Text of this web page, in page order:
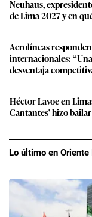
Neuhaus,
de Lima 2027 y en
Aerolíneas
internacionales:
desventaja
Héctor Lavoe en
Cantantes’ hizo
Lo último en Oriente